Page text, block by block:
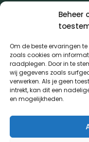
Beheer
Om de beste ervaringen
zoals cookies om
raadplegen. Door in te
wij gegevens zoals
verwerken. Als je geen
intrekt, kan dit een
en mogelijkheden.
Algemene voorwaarden
PVL kwam tot